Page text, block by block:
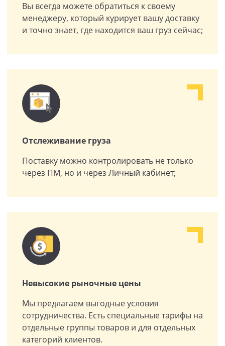
Вы всегда можете обратиться к своему
менеджеру, который курирует вашу доставку
и точно знает, где находится ваш груз сейчас;
Отслеживание груза
Поставку можно контролировать не только
через ПМ, но и через Личный кабинет;
Невысокие рыночные цены
Мы предлагаем выгодные условия
сотрудничества. Есть специальные тарифы на
отдельные группы товаров и для отдельных
категорий клиентов.